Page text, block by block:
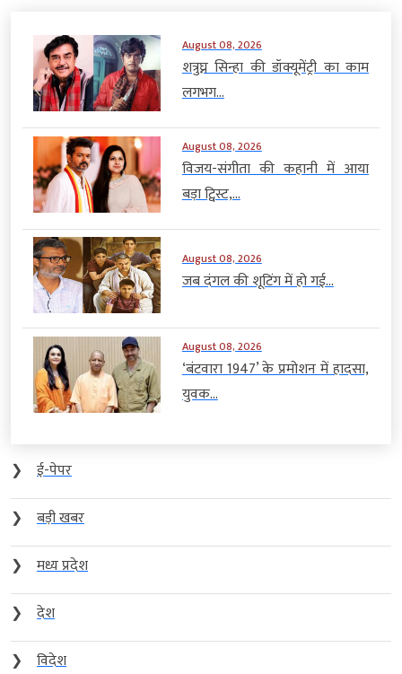
August 08, 2026
शत्रुघ्न सिन्हा की डॉक्यूमेंट्री का काम
लगभग...
August 08, 2026
विजय-संगीता की कहानी में आया
बड़ा ट्विस्ट,...
August 08, 2026
जब दंगल की शूटिंग में हो गई...
August 08, 2026
‘बंटवारा 1947’ के प्रमोशन में हादसा,
युवक...
❯
ई-पेपर
❯
बड़ी खबर
❯
मध्य प्रदेश
❯
देश
❯
विदेश